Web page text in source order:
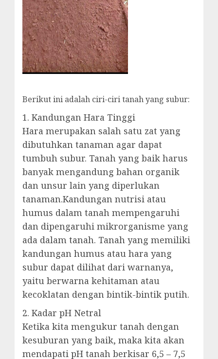
Berikut ini adalah ciri-ciri tanah yang subur:
1. Kandungan Hara Tinggi
Hara merupakan salah satu zat yang
dibutuhkan tanaman agar dapat
tumbuh subur. Tanah yang baik harus
banyak mengandung bahan organik
dan unsur lain yang diperlukan
tanaman.Kandungan nutrisi atau
humus dalam tanah mempengaruhi
dan dipengaruhi mikrorganisme yang
ada dalam tanah. Tanah yang memiliki
kandungan humus atau hara yang
subur dapat dilihat dari warnanya,
yaitu berwarna kehitaman atau
kecoklatan dengan bintik-bintik putih.
2. Kadar pH Netral
Ketika kita mengukur tanah dengan
kesuburan yang baik, maka kita akan
mendapati pH tanah berkisar 6,5 – 7,5